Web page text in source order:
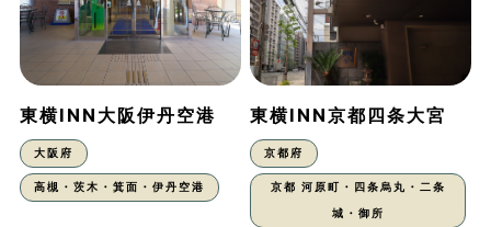
東横INN大阪伊丹空港
大阪府
高槻・茨木・箕面・伊丹空港
東横INN京都四条大宮
京都府
京都 河原町・四条烏丸・二条
城・御所